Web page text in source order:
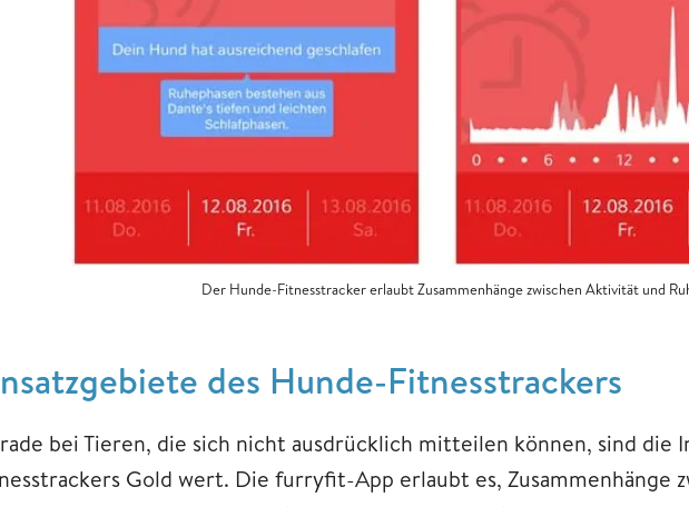
Der Hunde-Fitnesstracker erlaubt Zusammenhänge zwischen Aktivität und
des Hunde-Fitnesstrackers
bei Tieren, die sich nicht ausdrücklich mitteilen können, sind die
Gold wert. Die furryfit-App erlaubt es, Zusammenhänge